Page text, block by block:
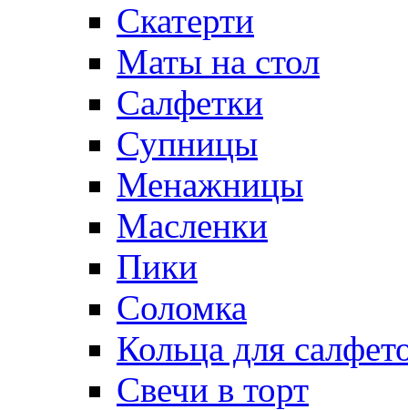
Скатерти
Маты на стол
Салфетки
Супницы
Менажницы
Масленки
Пики
Соломка
Кольца для
Свечи в торт